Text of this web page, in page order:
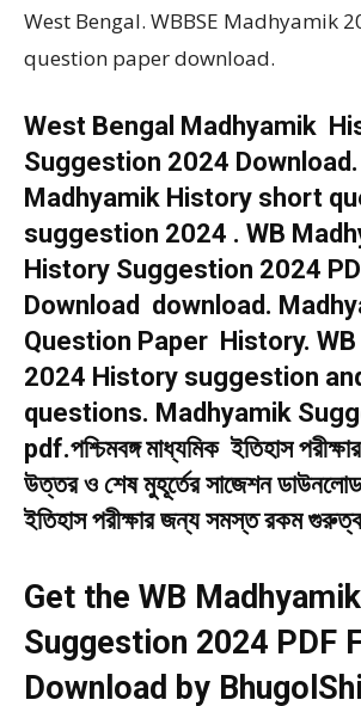
West Bengal. WBBSE Madhyamik
question paper download.
West Bengal Madhyamik
Suggestion 2024 Download.
Madhyamik History short
suggestion 2024 . WB
History Suggestion 2024
Download download.
Question Paper History.
2024 History suggestion
questions. Madhyamik
pdf.পশ্চিমবঙ্গ মাধ্যমিক ইতিহাস
উত্তর ও শেষ মুহূর্তের সাজেশন
ইতিহাস পরীক্ষার জন্য সমস্ত রকম
Get the WB
Suggestion 2024 PDF
Download by